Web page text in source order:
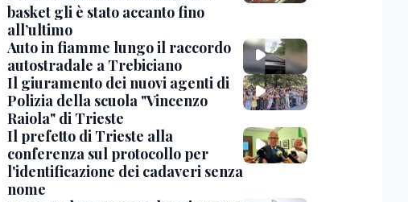
basket gli è stato accanto fino
all’ultimo
Auto in fiamme lungo il raccordo
autostradale a Trebiciano
Il giuramento dei nuovi agenti di
Polizia della scuola "Vincenzo
Raiola" di Trieste
Il prefetto di Trieste alla
conferenza sul protocollo per
l'identificazione dei cadaveri senza
nome